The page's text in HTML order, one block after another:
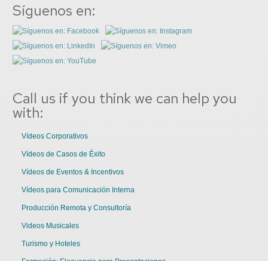
Síguenos en:
Call us if you think we can help you
with:
Vídeos Corporativos
Vídeos de Casos de Éxito
Vídeos de Eventos & Incentivos
Vídeos para Comunicación Interna
Producción Remota y Consultoría
Videos Musicales
Turismo y Hoteles